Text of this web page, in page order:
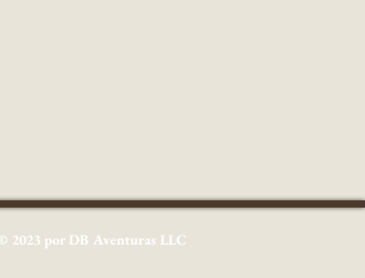
© 2023 por DB Aventuras LLC